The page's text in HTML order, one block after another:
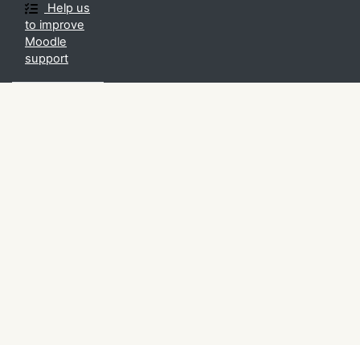
Help us
to improve
Moodle
support